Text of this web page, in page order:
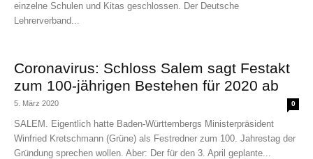
einzelne Schulen und Kitas geschlossen. Der Deutsche
Lehrerverband...
Coronavirus: Schloss Salem sagt Festakt
zum 100-jährigen Bestehen für 2020 ab
5. März 2020 0
SALEM. Eigentlich hatte Baden-Württembergs Ministerpräsident
Winfried Kretschmann (Grüne) als Festredner zum 100. Jahrestag der
Gründung sprechen wollen. Aber: Der für den 3. April geplante...